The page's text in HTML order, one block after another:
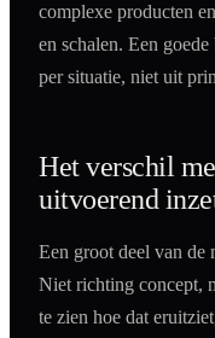
complexe producten
en schalen. Een
per situatie, niet uit
Het verschil
uitvoerend
Een groot deel van de
Niet richting concept,
te zien hoe dat